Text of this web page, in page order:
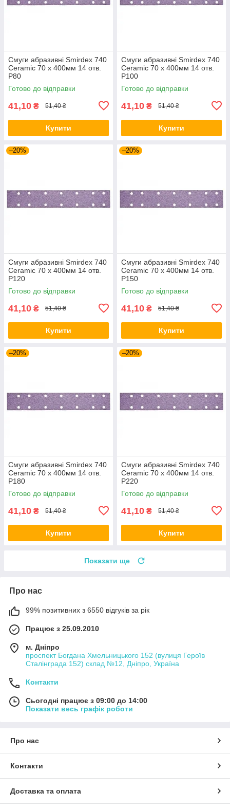
Смуги абразивні Smirdex 740
Ceramic 70 x 400мм 14 отв.
P80
Готово до відправки
41,10 ₴ 51,40 ₴
Купити
Смуги абразивні Smirdex 740
Ceramic 70 x 400мм 14 отв.
P100
Готово до відправки
41,10 ₴ 51,40 ₴
Купити
–20%
Смуги абразивні Smirdex 740
Ceramic 70 x 400мм 14 отв.
P120
Готово до відправки
41,10 ₴ 51,40 ₴
Купити
–20%
Смуги абразивні Smirdex 740
Ceramic 70 x 400мм 14 отв.
P150
Готово до відправки
41,10 ₴ 51,40 ₴
Купити
–20%
Смуги абразивні Smirdex 740
Ceramic 70 x 400мм 14 отв.
P180
Готово до відправки
41,10 ₴ 51,40 ₴
Купити
–20%
Смуги абразивні Smirdex 740
Ceramic 70 x 400мм 14 отв.
P220
Готово до відправки
41,10 ₴ 51,40 ₴
Купити
Показати ще
Про нас
99% позитивних з 6550 відгуків за рік
Працює з 25.09.2010
м. Дніпро
проспект Богдана Хмельницького 152 (вулиця Героїв
Сталінграда 152) склад №12, Дніпро, Україна
Контакти
Сьогодні працює з 09:00 до 14:00
Показати весь графік роботи
Про нас
Контакти
Доставка та оплата